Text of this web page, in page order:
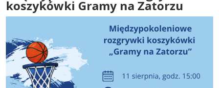
koszykówki Gramy na Zatorzu